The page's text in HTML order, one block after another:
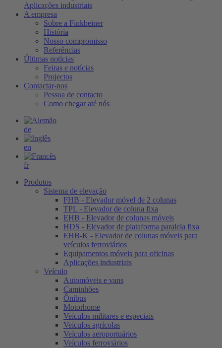
Aplicações industriais
A empresa
Sobre a Finkbeiner
História
Nosso compromisso
Referências
Últimas notícias
Feiras e notícias
Projectos
Contactar-nos
Pessoa de contacto
Como chegar até nós
de
en
fr
Produtos
Sistema de elevação
FHB - Elevador móvel de 2 colunas
TPL - Elevador de coluna fixa
EHB - Elevador de colunas móveis
HDS - Elevador de plataforma paralela fixa
EHB-K - Elevador de colunas móveis para
veículos ferroviários
Equipamentos móveis para oficinas
Aplicações industriais
Veículo
Automóveis e vans
Caminhões
Ônibus
Motorhome
Veículos militares e especiais
Veículos agrícolas
Veículos aeroportuários
Veículos ferroviários